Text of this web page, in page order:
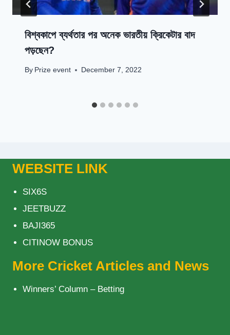
বিশ্বকাপে ব্যর্থতার পর অনেক ভারতীয় ক্রিকেটার বাদ
পড়ছেন?
By Prize event December 7, 2022
WEBSITE LINK
SIX6S
JEETBUZZ
BAJI365
CITINOW BONUS
More Cricket Articles and News
Winners’ Column – Betting